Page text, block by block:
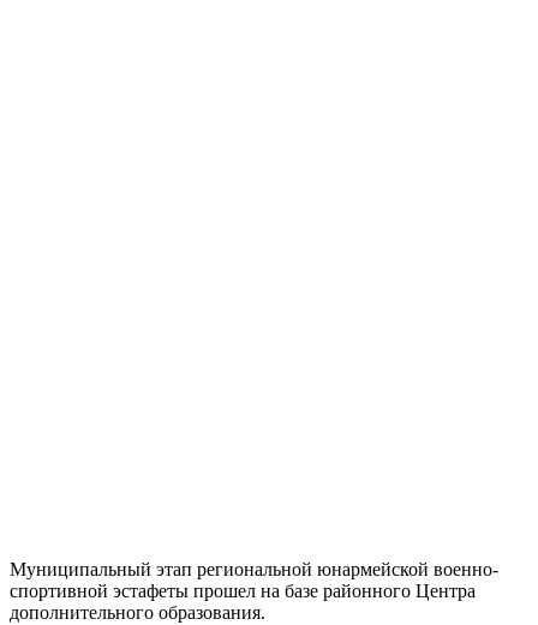
Муниципальный этап региональной юнармейской военно-
спортивной эстафеты прошел на базе районного Центра
дополнительного образования.